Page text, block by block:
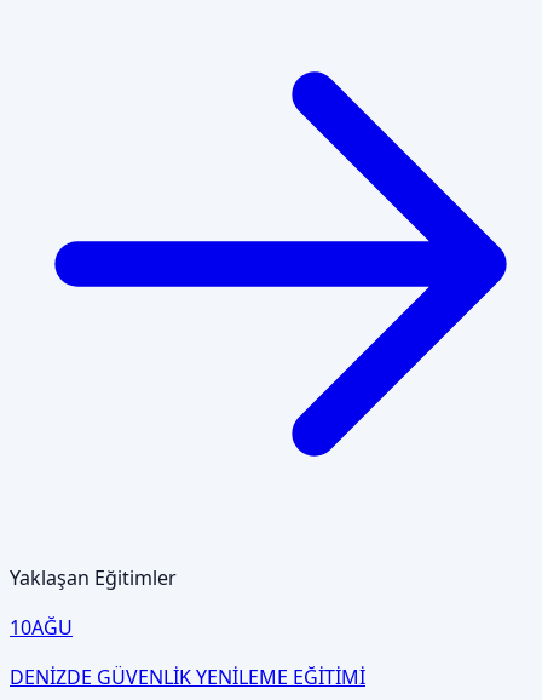
Yaklaşan Eğitimler
10AĞU
DENİZDE GÜVENLİK YENİLEME EĞİTİMİ